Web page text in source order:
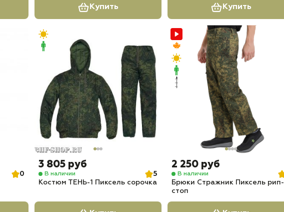
Купить Купить
0
3 805 руб
В наличии
5
Костюм ТЕНЬ-1 Пиксель сорочка
2 250 руб
В наличии
Брюки Стражник Пиксель рип-
стоп